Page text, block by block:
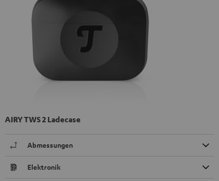
AIRY TWS 2 Ladecase
Abmessungen
Elektronik